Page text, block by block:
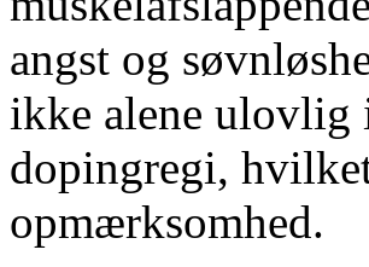
angst og
ikke alene ulovlig
dopingregi,
opmærksomhed.